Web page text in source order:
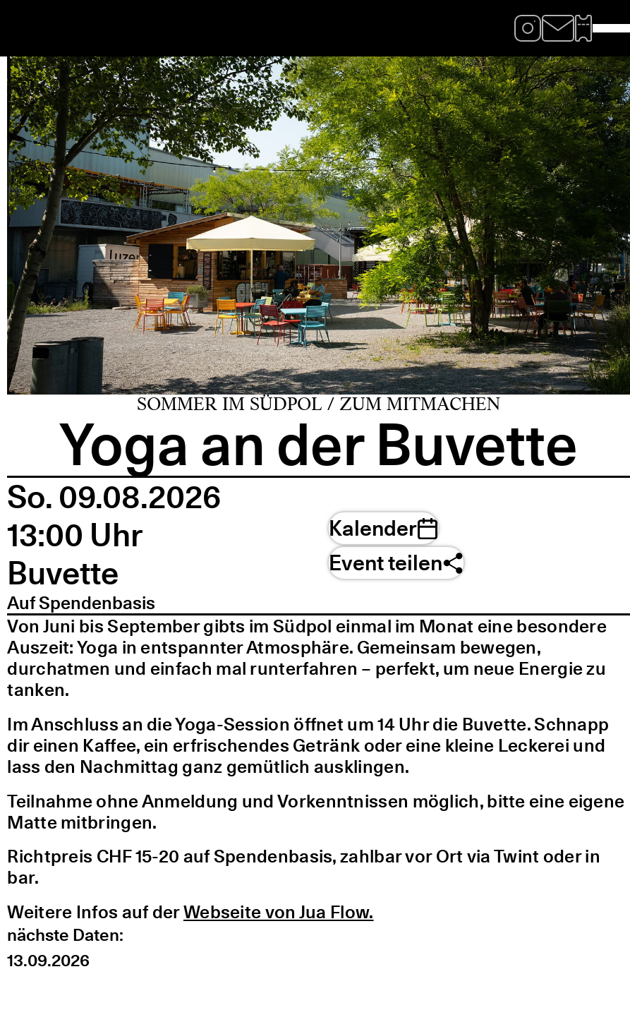
SOMMER IM SÜDPOL / ZUM MITMACHEN
Yoga an der Buvette
So. 09.08.2026
13:00 Uhr
Buvette
Auf Spendenbasis
Kalender
Event teilen
Von Juni bis September gibts im Südpol einmal im Monat eine besondere
Auszeit: Yoga in entspannter Atmosphäre. Gemeinsam bewegen,
durchatmen und einfach mal runterfahren – perfekt, um neue Energie zu
tanken.
Im Anschluss an die Yoga-Session öffnet um 14 Uhr die Buvette. Schnapp
dir einen Kaffee, ein erfrischendes Getränk oder eine kleine Leckerei und
lass den Nachmittag ganz gemütlich ausklingen.
Teilnahme ohne Anmeldung und Vorkenntnissen möglich, bitte eine eigene
Matte mitbringen.
Richtpreis CHF 15-20 auf Spendenbasis, zahlbar vor Ort via Twint oder in
bar.
Weitere Infos auf derWebseite von Jua Flow.
nächste Daten:
13.09.2026